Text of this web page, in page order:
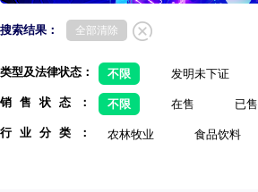
搜索结果： 全部清除
类型及法律状态： 不限 发明未下证
销售状态： 不限 在售 已售
行业分类： 农林牧业 食品饮料